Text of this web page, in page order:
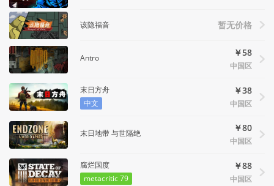
该隐福音 暂无价格
Antro ￥58
中国区
末日方舟
中文
￥38
中国区
末日地带 与世隔绝 ￥80
中国区
腐烂国度
metacritic 79
￥88
中国区